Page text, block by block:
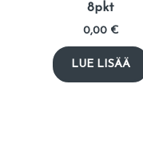
8pkt
0,00 €
LUE LISÄÄ